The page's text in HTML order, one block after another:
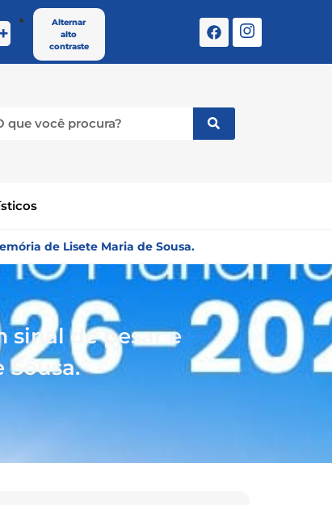
Alternar
alto
contraste
de Lisete Maria de Sousa.
sinal de pesar e